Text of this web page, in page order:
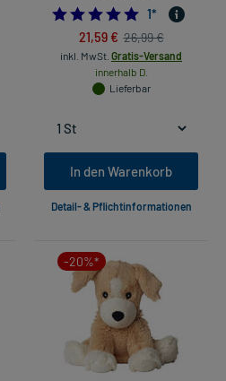
5.0
1*
21,59 € 26,99 €
inkl. MwSt. Gratis-Versand
innerhalb D.
Lieferbar
In den Warenkorb
Detail- & Pflichtinformationen
-20%*